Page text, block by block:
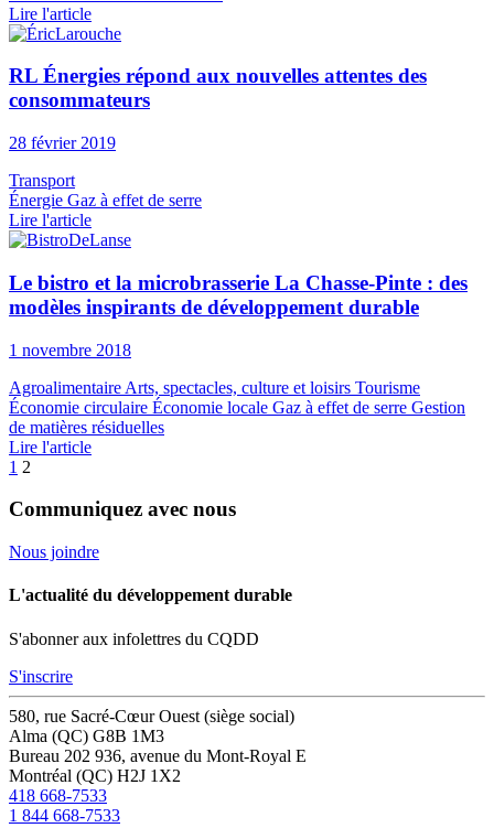
Lire l'article
RL Énergies répond aux nouvelles attentes des
consommateurs
28 février 2019
Transport
Énergie Gaz à effet de serre
Lire l'article
Le bistro et la microbrasserie La Chasse-Pinte : des
modèles inspirants de développement durable
1 novembre 2018
Agroalimentaire Arts, spectacles, culture et loisirs Tourisme
Économie circulaire Économie locale Gaz à effet de serre Gestion
de matières résiduelles
Lire l'article
1 2
Communiquez avec nous
Nous joindre
L'actualité du développement durable
S'abonner aux infolettres du CQDD
S'inscrire
580, rue Sacré-Cœur Ouest (siège social)
Alma (QC) G8B 1M3
Bureau 202 936, avenue du Mont-Royal E
Montréal (QC) H2J 1X2
418 668-7533
1 844 668-7533